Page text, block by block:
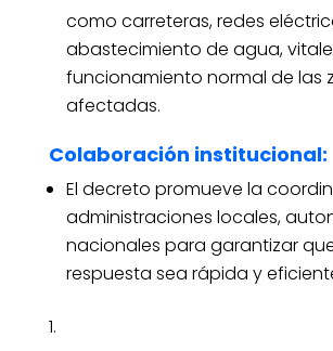
como carreteras, redes
abastecimiento de agua,
funcionamiento normal de las
afectadas.
Colaboración institucional:
El decreto promueve la
administraciones locales,
nacionales para garantizar
respuesta sea rápida y